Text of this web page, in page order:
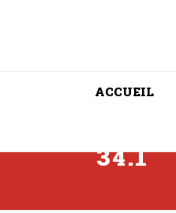
ACCUEIL
34.1